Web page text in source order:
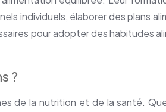
individuels, élaborer des plans
pour adopter des habitudes
?
de la nutrition et de la santé.